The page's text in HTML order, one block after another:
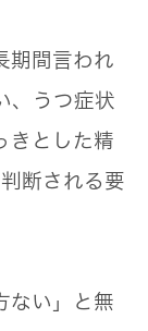
期間言われ
、うつ症状
きとした精
断される要
ない」と無